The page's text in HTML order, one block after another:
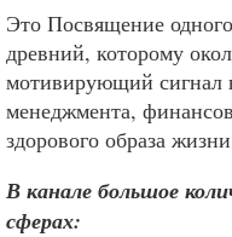
Это Посвящение
древний, которому
мотивирующий сигнал
менеджмента,
здорового образа
В канале большое
сферах: